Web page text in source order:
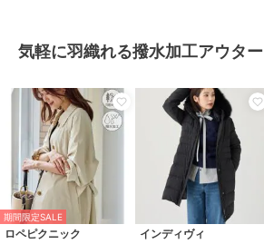
気軽に羽織れる撥水加工アウター
期間限定SALE
ロペピクニック インディヴィ